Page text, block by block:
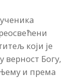
који је
верност Богу,
и према